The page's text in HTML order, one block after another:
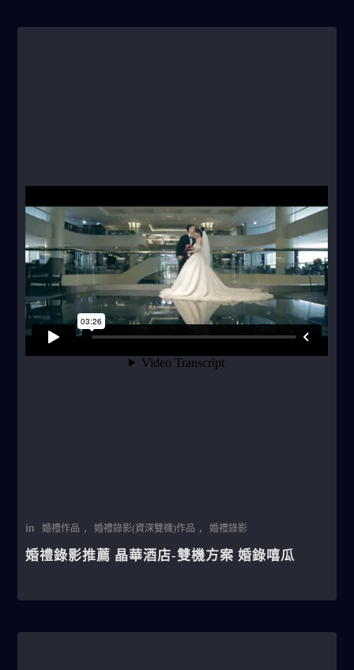
in 婚禮作品 , 婚禮錄影(資深雙機)作品 , 婚禮錄影
婚禮錄影推薦 晶華酒店-雙機方案 婚錄嘻瓜